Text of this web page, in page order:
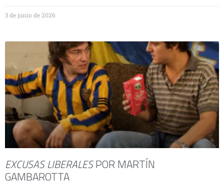
3 de junio de 2026
EXCUSAS LIBERALESPOR MARTÍN
GAMBAROTTA